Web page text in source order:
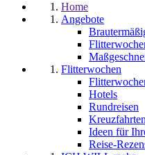
Home
Angebote
Flitterwochen
Hotels
Rundreisen
Kreuzfahrten
Ideen für
Reise-